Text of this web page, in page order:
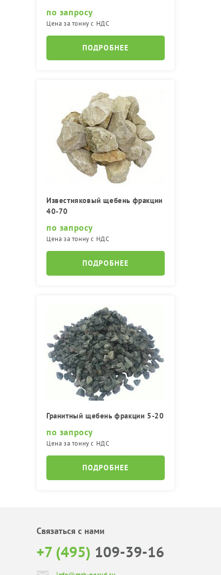
по запросу
Цена за тонну с НДС
ПОДРОБНЕЕ
Известняковый щебень фракции
40-70
по запросу
Цена за тонну с НДС
ПОДРОБНЕЕ
Гранитный щебень фракции 5-20
по запросу
Цена за тонну с НДС
ПОДРОБНЕЕ
Связаться с нами
+7 (495) 109-39-16